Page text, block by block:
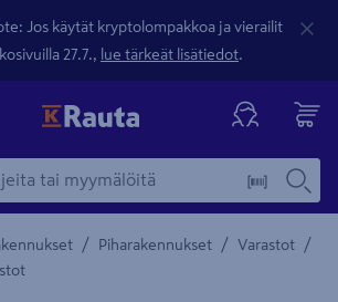
Jos käytät kryptolompakkoa ja vierailit
27.7., lue tärkeät lisätiedot.
/ Piharakennukset / Varastot /